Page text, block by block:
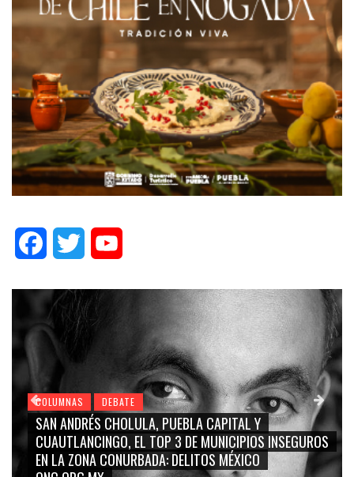
FacebookTwitter
COLUMNAS DEBATE
SAN ANDRÉS CHOLULA, PUEBLA CAPITAL Y
CUAUTLANCINGO, EL TOP 3 DE MUNICIPIOS INSEGUROS
EN LA ZONA CONURBADA: DELITOS MÉXICO